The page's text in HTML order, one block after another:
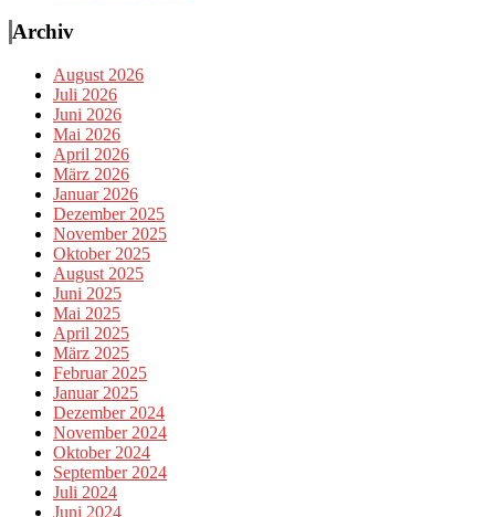
Archiv
August 2026
Juli 2026
Juni 2026
Mai 2026
April 2026
März 2026
Januar 2026
Dezember 2025
November 2025
Oktober 2025
August 2025
Juni 2025
Mai 2025
April 2025
März 2025
Februar 2025
Januar 2025
Dezember 2024
November 2024
Oktober 2024
September 2024
Juli 2024
Juni 2024